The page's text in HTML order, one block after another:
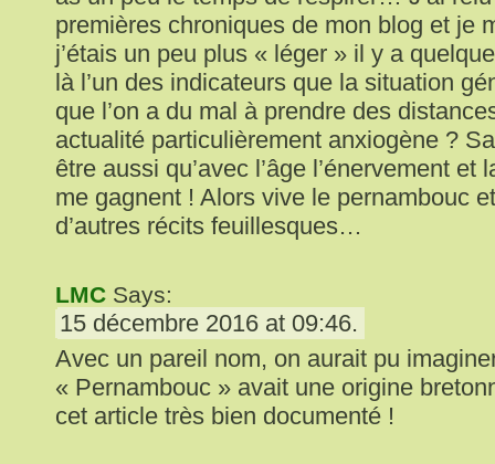
premières chroniques de mon blog et je
j’étais un peu plus « léger » il y a
là l’un des indicateurs que la situation
que l’on a du mal à prendre des
actualité particulièrement anxiogène ?
être aussi qu’avec l’âge l’énervement et
me gagnent ! Alors vive le pernambouc
d’autres récits feuillesques…
LMC Says:
15 décembre 2016 at 09:46.
Avec un pareil nom, on aurait pu
« Pernambouc » avait une origine
cet article très bien documenté !